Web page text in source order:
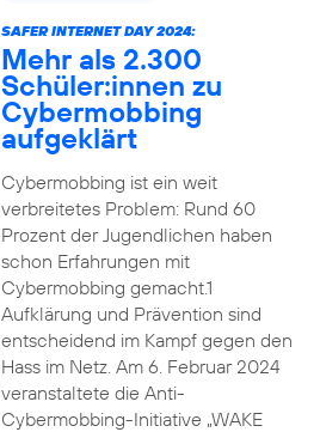
SAFER INTERNET DAY 2024:
Mehr als 2.300
Schüler:innen zu
Cybermobbing
aufgeklärt
Cybermobbing ist ein weit
verbreitetes Problem: Rund 60
Prozent der Jugendlichen haben
schon Erfahrungen mit
Cybermobbing gemacht.1
Aufklärung und Prävention sind
entscheidend im Kampf gegen den
Hass im Netz. Am 6. Februar 2024
veranstaltete die Anti-
Cybermobbing-Initiative „WAKE